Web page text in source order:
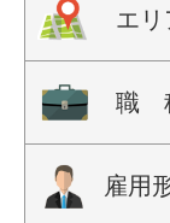
エリ
職
雇用